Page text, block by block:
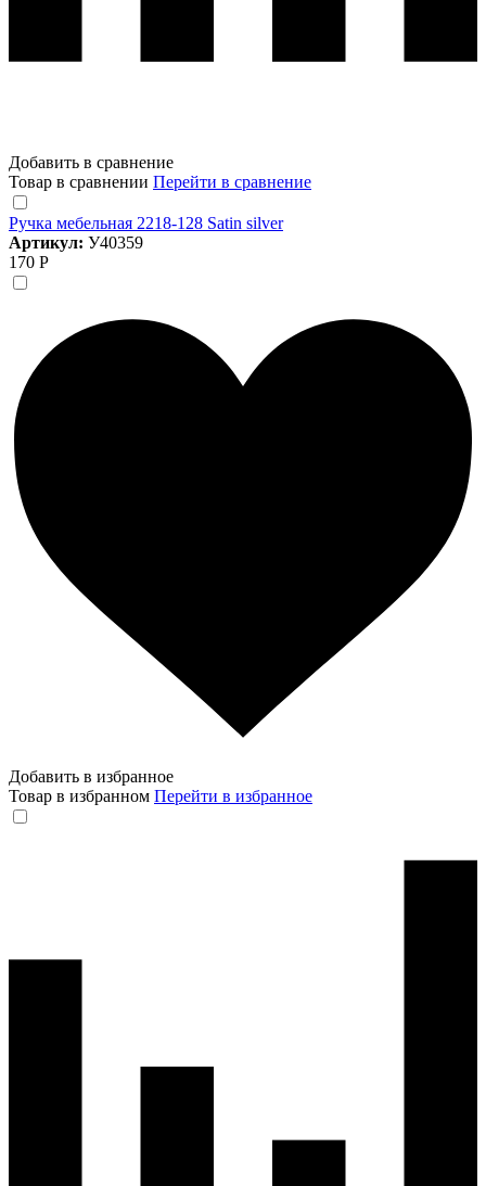
Добавить в сравнение
Товар в сравнении Перейти в сравнение
Ручка мебельная 2218-128 Satin silver
Артикул: У40359
170 Р
Добавить в избранное
Товар в избранном Перейти в избранное